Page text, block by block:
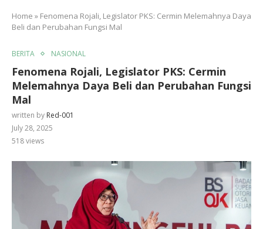
Home » Fenomena Rojali, Legislator PKS: Cermin Melemahnya Daya
Beli dan Perubahan Fungsi Mal
BERITA NASIONAL
Fenomena Rojali, Legislator PKS: Cermin
Melemahnya Daya Beli dan Perubahan Fungsi
Mal
written by Red-001
July 28, 2025
518views